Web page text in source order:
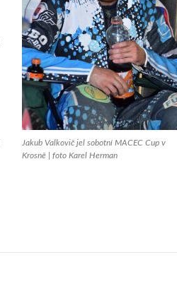
Jakub Valkovič jel sobotní MACEC Cup v
Krosně | foto Karel Herman